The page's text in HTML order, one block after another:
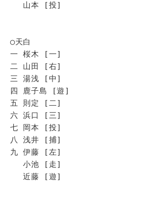
山本 [投]
◯天白
一 桜木 [一]
二 山田 [右]
三 湯浅 [中]
四 鹿子島 [遊]
五 則定 [二]
六 浜口 [三]
七 岡本 [投]
八 浅井 [捕]
九 伊藤 [左]
小池 [走]
近藤 [遊]